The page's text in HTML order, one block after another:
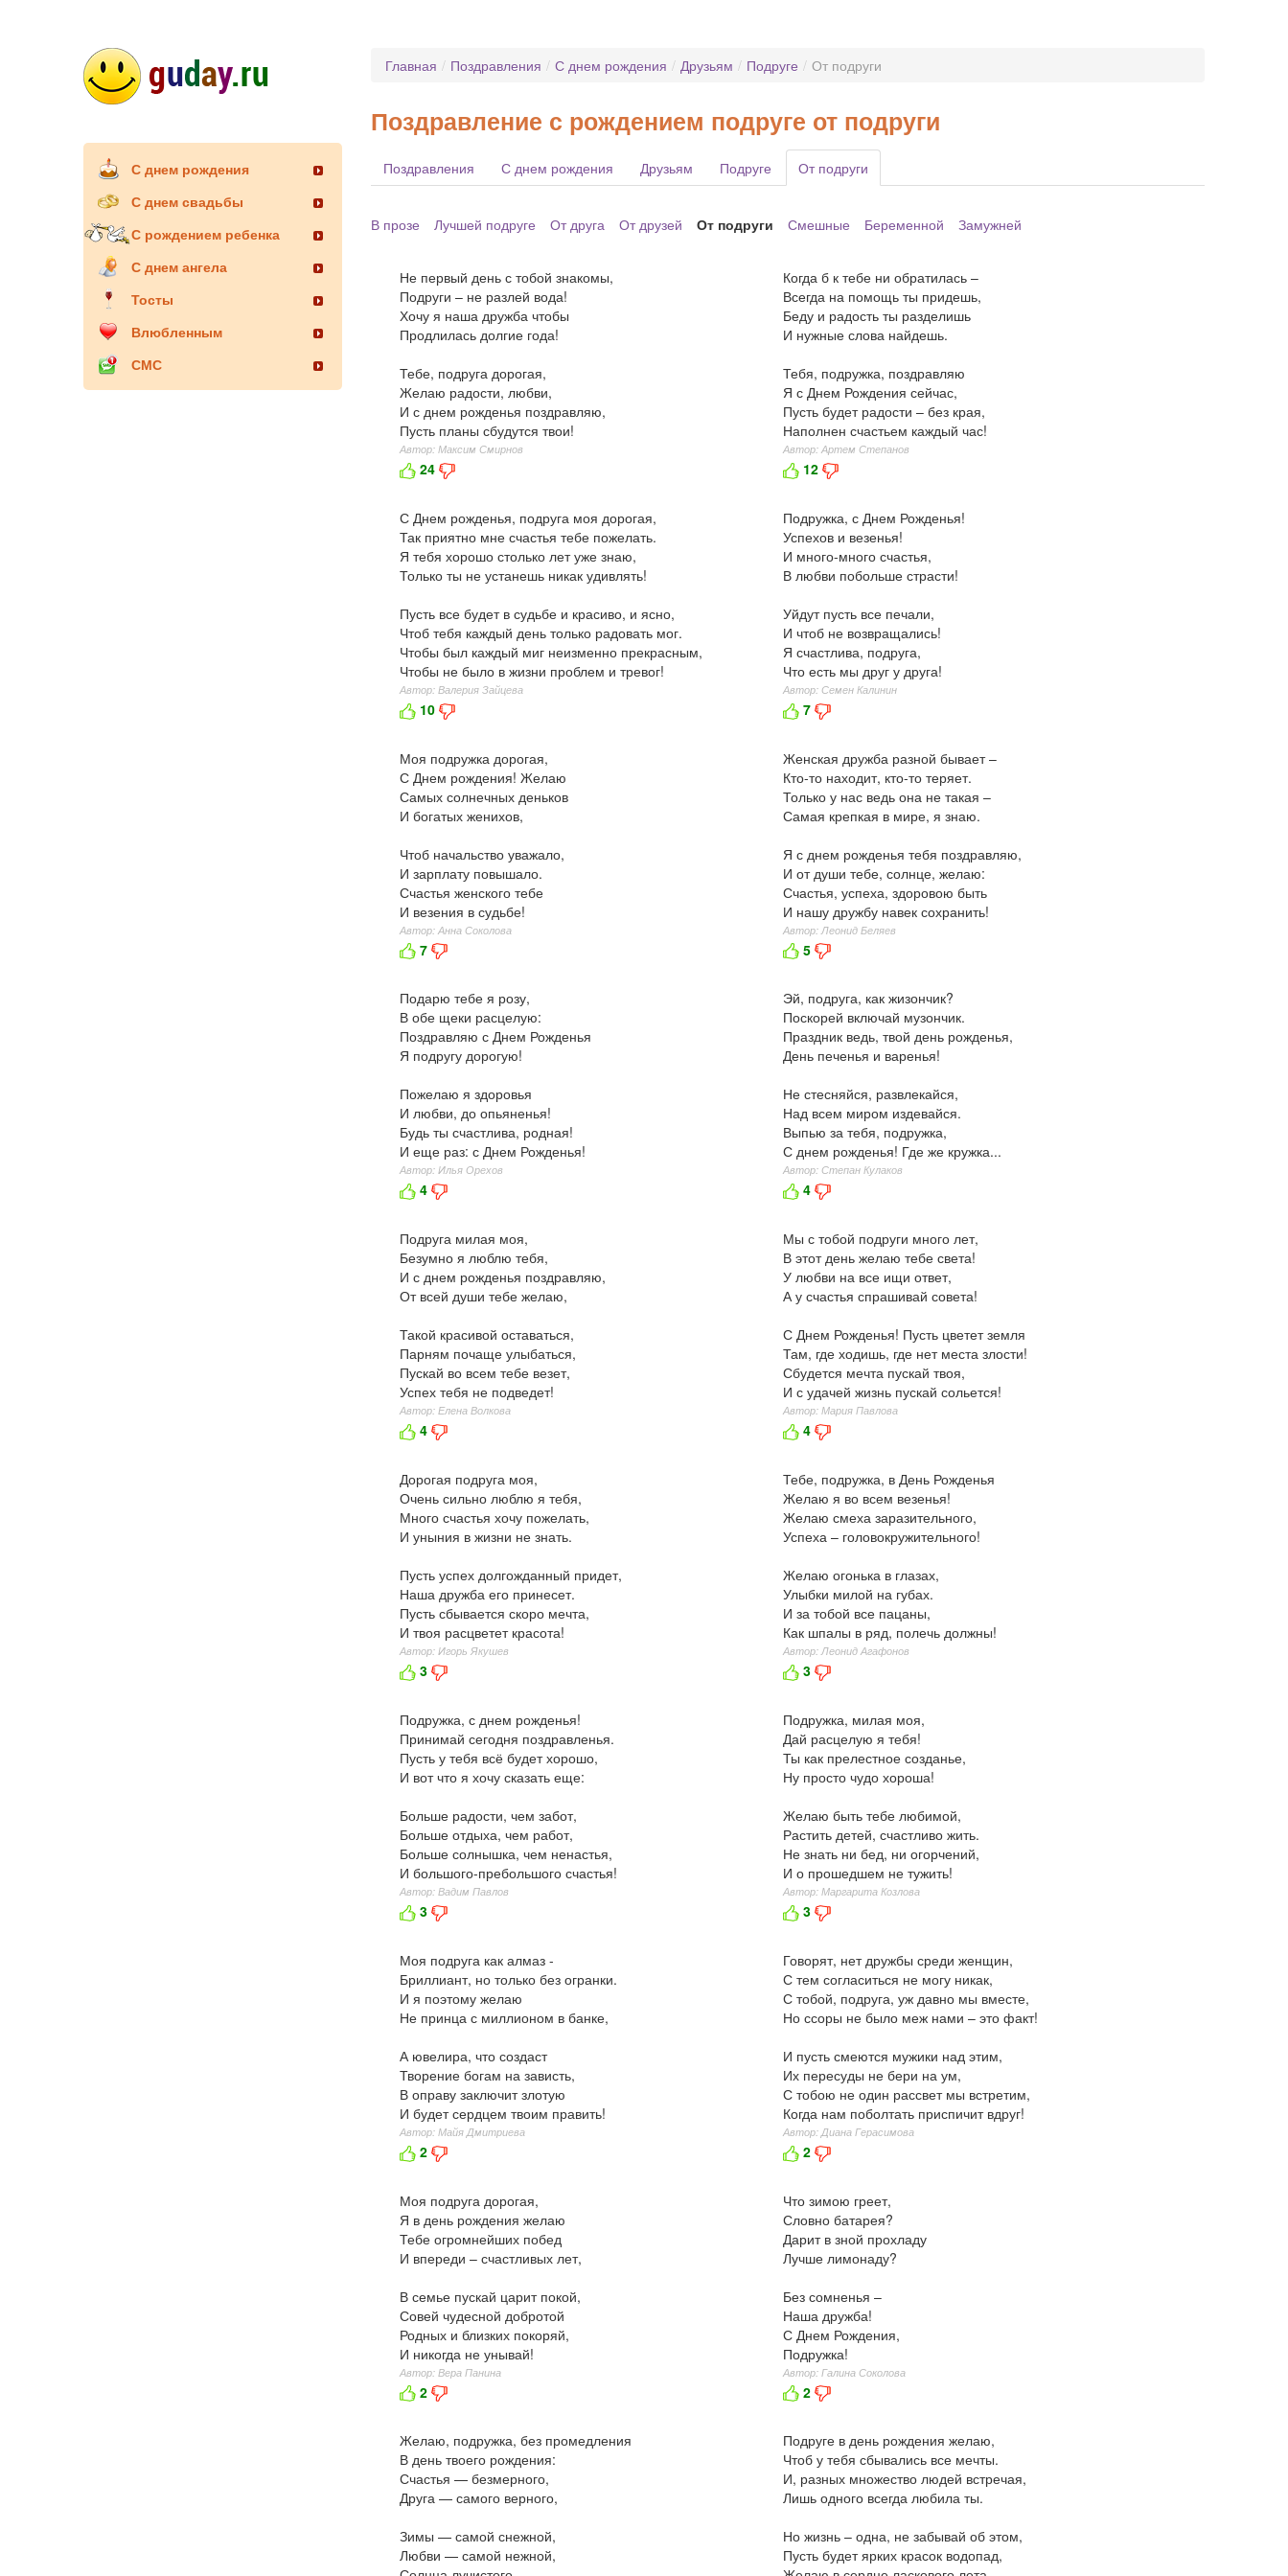
С днем рождения
С днем свадьбы
С рождением ребенка
С днем ангела
Тосты
Влюбленным
СМС
Главная / Поздравления / С днем рождения / Друзьям / Подруге / От подруги
Поздравление с рождением подруге от подруги
Поздравления С днем рождения Друзьям Подруге От подруги
В прозе Лучшей подруге От друга От друзей От подруги Смешные Беременной Замужней
Не первый день с тобой знакомы,
Подруги – не разлей вода!
Хочу я наша дружба чтобы
Продлилась долгие года!
Тебе, подруга дорогая,
Желаю радости, любви,
И с днем рожденья поздравляю,
Пусть планы сбудутся твои!
Автор: Максим Смирнов
24
Когда б к тебе ни обратилась –
Всегда на помощь ты придешь,
Беду и радость ты разделишь
И нужные слова найдешь.
Тебя, подружка, поздравляю
Я с Днем Рождения сейчас,
Пусть будет радости – без края,
Наполнен счастьем каждый час!
Автор: Артем Степанов
12
С Днем рожденья, подруга моя дорогая,
Так приятно мне счастья тебе пожелать.
Я тебя хорошо столько лет уже знаю,
Только ты не устанешь никак удивлять!
Пусть все будет в судьбе и красиво, и ясно,
Чтоб тебя каждый день только радовать мог.
Чтобы был каждый миг неизменно прекрасным,
Чтобы не было в жизни проблем и тревог!
Автор: Валерия Зайцева
10
Подружка, с Днем Рожденья!
Успехов и везенья!
И много-много счастья,
В любви побольше страсти!
Уйдут пусть все печали,
И чтоб не возвращались!
Я счастлива, подруга,
Что есть мы друг у друга!
Автор: Семен Калинин
7
Моя подружка дорогая,
С Днем рождения! Желаю
Самых солнечных деньков
И богатых женихов,
Чтоб начальство уважало,
И зарплату повышало.
Счастья женского тебе
И везения в судьбе!
Автор: Анна Соколова
7
Женская дружба разной бывает –
Кто-то находит, кто-то теряет.
Только у нас ведь она не такая –
Самая крепкая в мире, я знаю.
Я с днем рожденья тебя поздравляю,
И от души тебе, солнце, желаю:
Счастья, успеха, здоровою быть
И нашу дружбу навек сохранить!
Автор: Леонид Беляев
5
Подарю тебе я розу,
В обе щеки расцелую:
Поздравляю с Днем Рожденья
Я подругу дорогую!
Пожелаю я здоровья
И любви, до опьяненья!
Будь ты счастлива, родная!
И еще раз: с Днем Рожденья!
Автор: Илья Орехов
4
Эй, подруга, как жизончик?
Поскорей включай музончик.
Праздник ведь, твой день рожденья,
День печенья и варенья!
Не стесняйся, развлекайся,
Над всем миром издевайся.
Выпью за тебя, подружка,
С днем рожденья! Где же кружка...
Автор: Степан Кулаков
4
Подруга милая моя,
Безумно я люблю тебя,
И с днем рожденья поздравляю,
От всей души тебе желаю,
Такой красивой оставаться,
Парням почаще улыбаться,
Пускай во всем тебе везет,
Успех тебя не подведет!
Автор: Елена Волкова
4
Мы с тобой подруги много лет,
В этот день желаю тебе света!
У любви на все ищи ответ,
А у счастья спрашивай совета!
С Днем Рожденья! Пусть цветет земля
Там, где ходишь, где нет места злости!
Сбудется мечта пускай твоя,
И с удачей жизнь пускай сольется!
Автор: Мария Павлова
4
Дорогая подруга моя,
Очень сильно люблю я тебя,
Много счастья хочу пожелать,
И уныния в жизни не знать.
Пусть успех долгожданный придет,
Наша дружба его принесет.
Пусть сбывается скоро мечта,
И твоя расцветет красота!
Автор: Игорь Якушев
3
Тебе, подружка, в День Рожденья
Желаю я во всем везенья!
Желаю смеха заразительного,
Успеха – головокружительного!
Желаю огонька в глазах,
Улыбки милой на губах.
И за тобой все пацаны,
Как шпалы в ряд, полечь должны!
Автор: Леонид Агафонов
3
Подружка, с днем рожденья!
Принимай сегодня поздравленья.
Пусть у тебя всё будет хорошо,
И вот что я хочу сказать еще:
Больше радости, чем забот,
Больше отдыха, чем работ,
Больше солнышка, чем ненастья,
И большого-пребольшого счастья!
Автор: Вадим Павлов
3
Подружка, милая моя,
Дай расцелую я тебя!
Ты как прелестное созданье,
Ну просто чудо хороша!
Желаю быть тебе любимой,
Растить детей, счастливо жить.
Не знать ни бед, ни огорчений,
И о прошедшем не тужить!
Автор: Маргарита Козлова
3
Моя подруга как алмаз -
Бриллиант, но только без огранки.
И я поэтому желаю
Не принца с миллионом в банке,
А ювелира, что создаст
Творение богам на зависть,
В оправу заключит злотую
И будет сердцем твоим править!
Автор: Майя Дмитриева
2
Говорят, нет дружбы среди женщин,
С тем согласиться не могу никак,
С тобой, подруга, уж давно мы вместе,
Но ссоры не было меж нами – это факт!
И пусть смеются мужики над этим,
Их пересуды не бери на ум,
С тобою не один рассвет мы встретим,
Когда нам поболтать приспичит вдруг!
Автор: Диана Герасимова
2
Моя подруга дорогая,
Я в день рождения желаю
Тебе огромнейших побед
И впереди – счастливых лет,
В семье пускай царит покой,
Совей чудесной добротой
Родных и близких покоряй,
И никогда не унывай!
Автор: Вера Панина
2
Что зимою греет,
Словно батарея?
Дарит в зной прохладу
Лучше лимонаду?
Без сомненья –
Наша дружба!
С Днем Рождения,
Подружка!
Автор: Галина Соколова
2
Желаю, подружка, без промедления
В день твоего рождения:
Счастья — безмерного,
Друга — самого верного,
Зимы — самой снежной,
Любви — самой нежной,
Подруге в день рождения желаю,
Чтоб у тебя сбывались все мечты.
И, разных множество людей встречая,
Лишь одного всегда любила ты.
Но жизнь – одна, не забывай об этом,
Пусть будет ярких красок водопад,